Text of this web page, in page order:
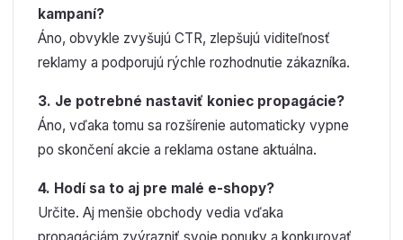
kampaní?
Áno, obvykle zvyšujú CTR, zlepšujú viditeľnosť
reklamy a podporujú rýchle rozhodnutie zákazníka.
3. Je potrebné nastaviť koniec propagácie?
Áno, vďaka tomu sa rozšírenie automaticky vypne
po skončení akcie a reklama ostane aktuálna.
4. Hodí sa to aj pre malé e-shopy?
Určite. Aj menšie obchody vedia vďaka